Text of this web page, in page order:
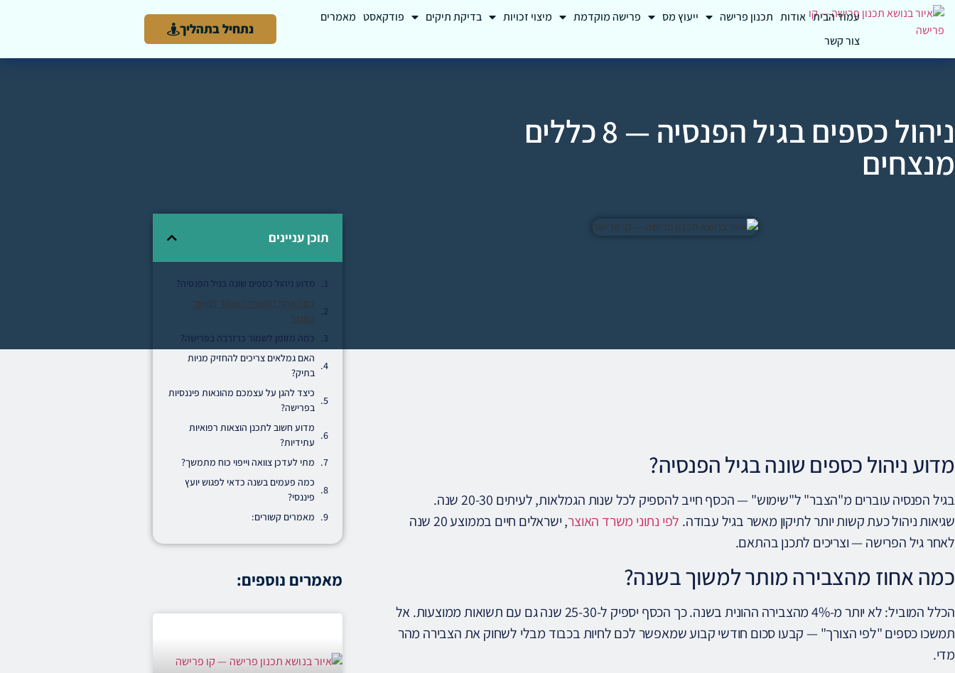
עמוד הבית אודות תכנון פרישה ייעוץ מס פרישה מוקדמת מיצוי זכויות בדיקת תיקים פודקאסט מאמרים
צור קשר
נתחיל בתהליך
ניהול כספים בגיל הפנסיה — 8 כללים
מנצחים
מדוע ניהול כספים שונה בגיל הפנסיה?
בגיל הפנסיה עוברים מ"הצבר" ל"שימוש" — הכסף חייב להספיק לכל שנות הגמלאות, לעיתים 20-30 שנה.
שגיאות ניהול כעת קשות יותר לתיקון מאשר בגיל עבודה. לפי נתוני משרד האוצר
, ישראלים חיים בממוצע 20 שנה
לאחר גיל הפרישה — וצריכים לתכנן בהתאם.
כמה אחוז מהצבירה מותר למשוך בשנה?
הכלל המוביל: לא יותר מ-4% מהצבירה ההונית בשנה. כך הכסף יספיק ל-25-30 שנה גם עם תשואות ממוצעות. אל
תמשכו כספים "לפי הצורך" — קבעו סכום חודשי קבוע שמאפשר לכם לחיות בכבוד מבלי לשחוק את הצבירה מהר
מדי.
תוכן עניינים
מדוע ניהול כספים שונה בגיל הפנסיה?
כמה אחוז מהצבירה מותר למשוך
בשנה?
כמה מזומן לשמור כרזרבה בפרישה?
האם גמלאים צריכים להחזיק מניות
בתיק?
כיצד להגן על עצמכם מהונאות פיננסיות
בפרישה?
מדוע חשוב לתכנן הוצאות רפואיות
עתידיות?
מתי לעדכן צוואה וייפוי כוח מתמשך?
כמה פעמים בשנה כדאי לפגוש יועץ
פיננסי?
מאמרים קשורים:
מאמרים נוספים: